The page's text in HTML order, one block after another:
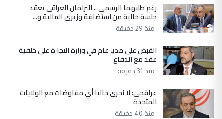
إكمال دراستي داخل ...
الموضوع :
السعودية توافق على الاستمرار في
إعطاء 100 منحة دراسية للطلبة العراقيين في
جامعاتها سنويا
عبد الأمير جاسم هليل
التعليق : نحن اباء الطلاب الأوائل على العراق
نتشرف بلقاء السيد احمد الصافي في العتبات
الحسنية لزرع ...
رغم طلبهما الرسمي .. البرلمان العراقي يعقد
جلسة خالية من استضافة وزيري المالية و...
منذ 29 دقيقة
القبض على مدير عام في وزارة التجارة على خلفية
عقد مع الدفاع
منذ 31 دقيقة
عراقجي: لا نجري حاليا أي مفاوضات مع الولايات
المتحدة
منذ 40 دقيقة